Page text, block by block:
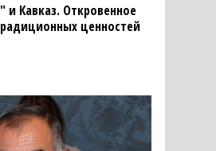
и Кавказ. Откровенное
ценностей